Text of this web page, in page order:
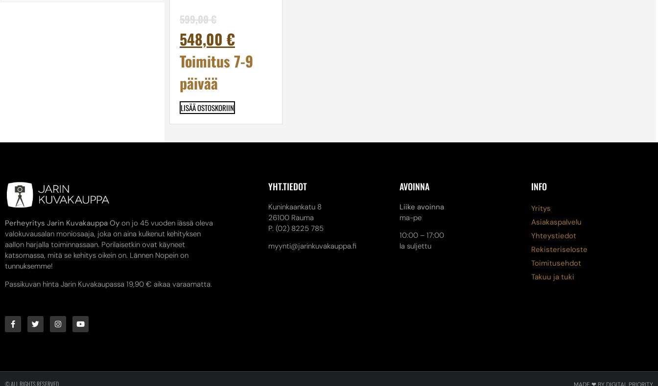
599,00€
548,00 €
Toimitus 7-9
päivää
LISÄÄ OSTOSKORIIN
Perheyritys Jarin Kuvakauppa Oy on jo 45 vuoden iässä oleva
valokuvausalan moniosaaja, joka on aina kulkenut kehityksen
aallon harjalla toiminnassaan. Porilaisetkin ovat käyneet
katsomassa, mitä se kehitys oikein on. Lännen Nopein on
tunnuksemme!
Passikuvan hinta Jarin Kuvakaupassa 19,90 € aikaa varaamatta.
YHT.TIEDOT
Kuninkaankatu 8
26100 Rauma
P. (02) 8225 785
myynti@jarinkuvakauppa.fi
AVOINNA
Liike avoinna
ma-pe
10:00 – 17:00
la suljettu
INFO
Yritys
Asiakaspalvelu
Yhteystiedot
Rekisteriseloste
Toimitusehdot
Takuu ja tuki
© ALL RIGHTS RESERVED MADE ❤ BY DIGITAL PRIORITY